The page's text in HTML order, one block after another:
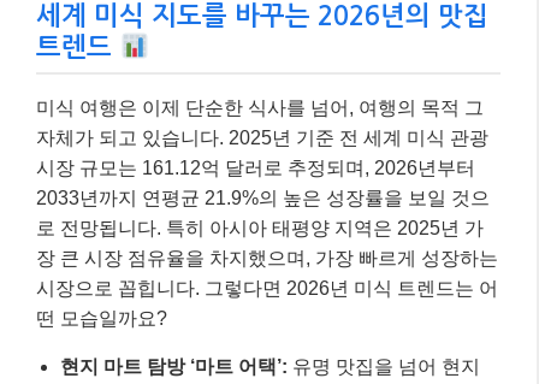
세계 미식 지도를 바꾸는 2026년의 맛집
트렌드
미식 여행은 이제 단순한 식사를 넘어, 여행의 목적 그
자체가 되고 있습니다. 2025년 기준 전 세계 미식 관광
시장 규모는 161.12억 달러로 추정되며, 2026년부터
2033년까지 연평균 21.9%의 높은 성장률을 보일 것으
로 전망됩니다. 특히 아시아 태평양 지역은 2025년 가
장 큰 시장 점유율을 차지했으며, 가장 빠르게 성장하는
시장으로 꼽힙니다. 그렇다면 2026년 미식 트렌드는 어
떤 모습일까요?
현지 마트 탐방 ‘마트 어택’: 유명 맛집을 넘어 현지